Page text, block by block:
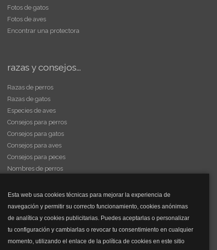
Esta web usa cookies técnicas para mejorar la experiencia de
navegación y permitir su correcto funcionamiento, cookies anónimas
de analítica y cookies publicitarias. Puedes aceptarlas o personalizar
tu configuración y cambiarlas o revocar tu consentimiento en cualquier
momento, utilizando el enlace de la política de cookies en este sitio
Fotos de gatos
Fotos de aves
Encontrar una protectora
razas y consejos...
Razas de perros
Razas de gatos
Especies de aves
Consejos para perros
Consejos para gatos
Consejos para aves
Consejos para peces
Nombres de perros
y mucho más...